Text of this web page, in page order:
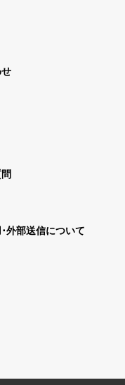
外部送信について